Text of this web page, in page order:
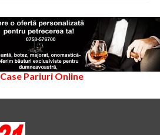
Case Pariuri Online